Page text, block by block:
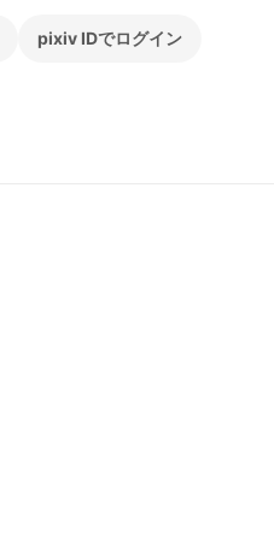
pixiv IDでログイン